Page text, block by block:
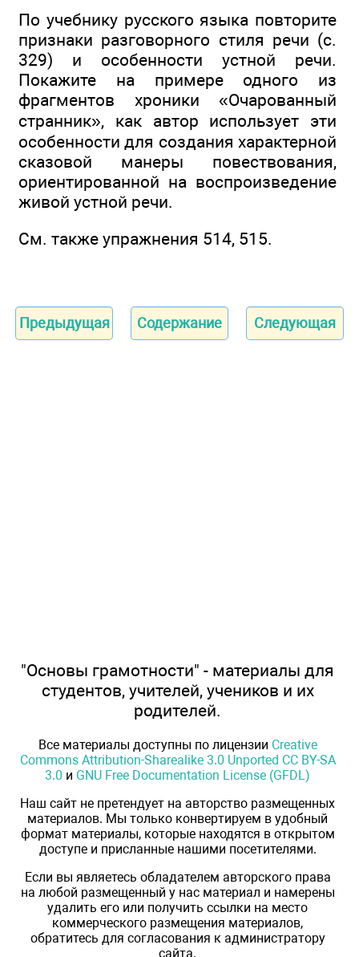
По учебнику русского языка повторите
признаки разговорного стиля речи (с.
329) и особенности устной речи.
Покажите на примере одного из
фрагментов хроники «Очарованный
странник», как автор использует эти
особенности для создания характерной
сказовой манеры повествования,
ориентированной на воспроизведение
живой устной речи.
См. также упражнения 514, 515.
Предыдущая Содержание Следующая
"Основы грамотности" - материалы для
студентов, учителей, учеников и их
родителей.
Все материалы доступны по лицензии Creative
Commons Attribution-Sharealike 3.0 Unported CC BY-SA
3.0 и GNU Free Documentation License (GFDL)
Наш сайт не претендует на авторство размещенных
материалов. Мы только конвертируем в удобный
формат материалы, которые находятся в открытом
доступе и присланные нашими посетителями.
Если вы являетесь обладателем авторского права
на любой размещенный у нас материал и намерены
удалить его или получить ссылки на место
коммерческого размещения материалов,
обратитесь для согласования к администратору
сайта.